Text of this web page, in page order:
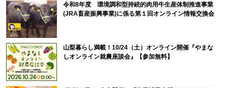
令和8年度 環境調和型持続的肉用牛生産体制推進事業
(JRA畜産振興事業)に係る第１回オンライン情報交換会
山梨暮らし満載！10/24（土）オンライン開催『やまな
しオンライン就農座談会』【参加無料】